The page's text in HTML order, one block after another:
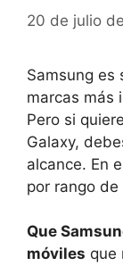
20 de julio
Samsung es
marcas más
Pero si
Galaxy,
alcance. En
por rango de
Que
móviles que